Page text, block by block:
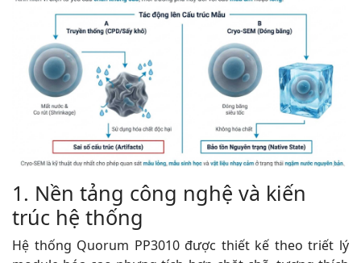
1. Nền tảng công nghệ và kiến
trúc hệ thống
Hệ thống Quorum PP3010 được thiết kế theo triết lý